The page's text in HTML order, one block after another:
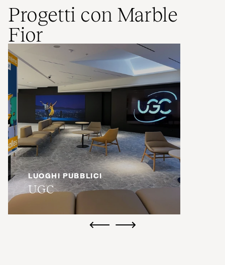
Progetti con Marble
Fior
LUOGHI PUBBLICI
UGC
ui.previousui.next